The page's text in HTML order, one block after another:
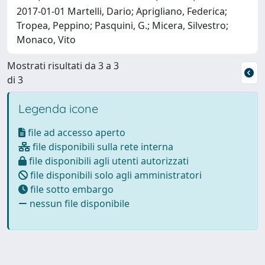
2017-01-01 Martelli, Dario; Aprigliano, Federica;
Tropea, Peppino; Pasquini, G.; Micera, Silvestro;
Monaco, Vito
Mostrati risultati da 3 a 3
di 3
Legenda icone
file ad accesso aperto
file disponibili sulla rete interna
file disponibili agli utenti autorizzati
file disponibili solo agli amministratori
file sotto embargo
nessun file disponibile